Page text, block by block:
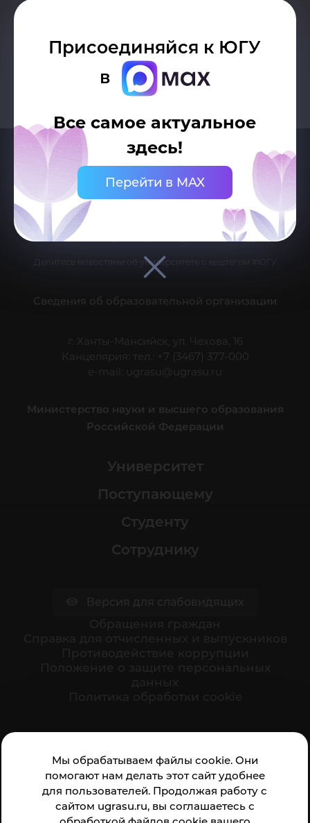
Мы обрабатываем файлы cookie. Они
помогают нам делать этот сайт удобнее
для пользователей. Продолжая работу с
сайтом ugrasu.ru, вы соглашаетесь с
Присоединяйся к ЮГУ
в
Все самое актуальное
здесь!
Перейти в MAX
Делитесь новостями об университете с хештегом #ЮГУ
Сведения об образовательной организации
г. Ханты-Мансийск, ул. Чехова, 16
Канцелярия: тел.: +7 (3467) 377-000
e-mail: ugrasu@ugrasu.ru
Министерство науки и высшего образования
Российской Федерации
Университет
Поступающему
Студенту
Сотруднику
организации: